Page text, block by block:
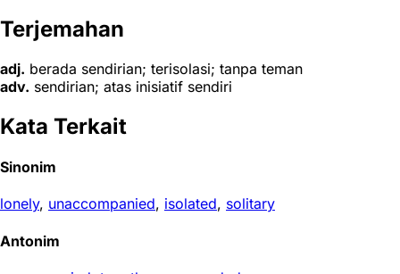
Terjemahan
adj. berada sendirian; terisolasi; tanpa teman
adv. sendirian; atas inisiatif sendiri
Kata Terkait
Sinonim
lonely, unaccompanied, isolated, solitary
Antonim